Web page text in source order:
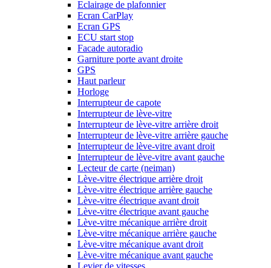
Eclairage de plafonnier
Ecran CarPlay
Ecran GPS
ECU start stop
Facade autoradio
Garniture porte avant droite
GPS
Haut parleur
Horloge
Interrupteur de capote
Interrupteur de lève-vitre
Interrupteur de lève-vitre arrière droit
Interrupteur de lève-vitre arrière gauche
Interrupteur de lève-vitre avant droit
Interrupteur de lève-vitre avant gauche
Lecteur de carte (neiman)
Lève-vitre électrique arrière droit
Lève-vitre électrique arrière gauche
Lève-vitre électrique avant droit
Lève-vitre électrique avant gauche
Lève-vitre mécanique arrière droit
Lève-vitre mécanique arrière gauche
Lève-vitre mécanique avant droit
Lève-vitre mécanique avant gauche
Levier de vitesses